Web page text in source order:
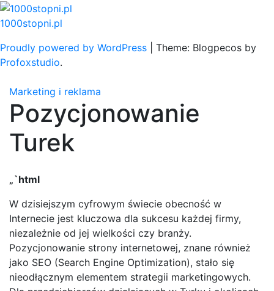
Skip
to
1000stopni.pl
Proudly powered by WordPress
Theme: Blogpecos by
Profoxstudio.
Marketing i reklama
Pozycjonowanie
Turek
„`html
W dzisiejszym cyfrowym świecie obecność w
Internecie jest kluczowa dla sukcesu każdej firmy,
niezależnie od jej wielkości czy branży.
Pozycjonowanie strony internetowej, znane również
jako SEO (Search Engine Optimization), stało się
nieodłącznym elementem strategii marketingowych.